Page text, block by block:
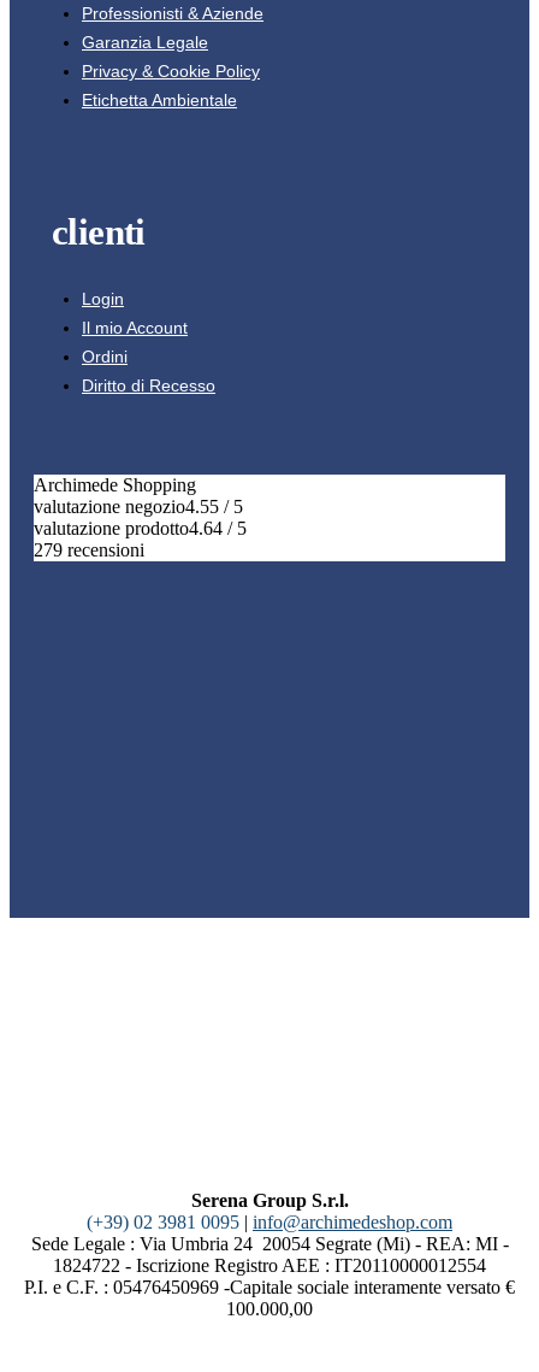
Professionisti & Aziende
Garanzia Legale
Privacy & Cookie Policy
Etichetta Ambientale
clienti
Login
Il mio Account
Ordini
Diritto di Recesso
Archimede Shopping
valutazione negozio4.55 / 5
valutazione prodotto4.64 / 5
279 recensioni
Serena Group S.r.l.
(+39) 02 3981 0095 | info@archimedeshop.com
Sede Legale : Via Umbria 24 20054 Segrate (Mi) - REA: MI -
1824722 - Iscrizione Registro AEE : IT20110000012554
P.I. e C.F. : 05476450969 -Capitale sociale interamente versato €
100.000,00